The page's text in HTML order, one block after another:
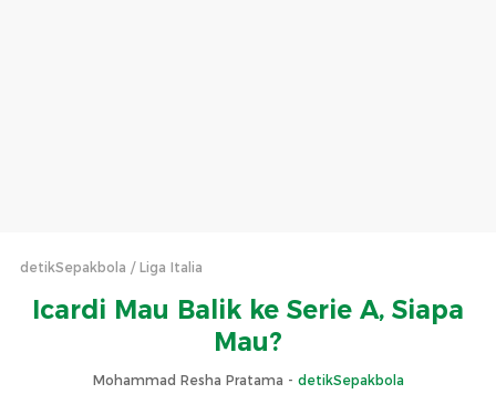
detikSepakbola Liga Italia
Icardi Mau Balik ke Serie A, Siapa
Mau?
Mohammad Resha Pratama - detikSepakbola